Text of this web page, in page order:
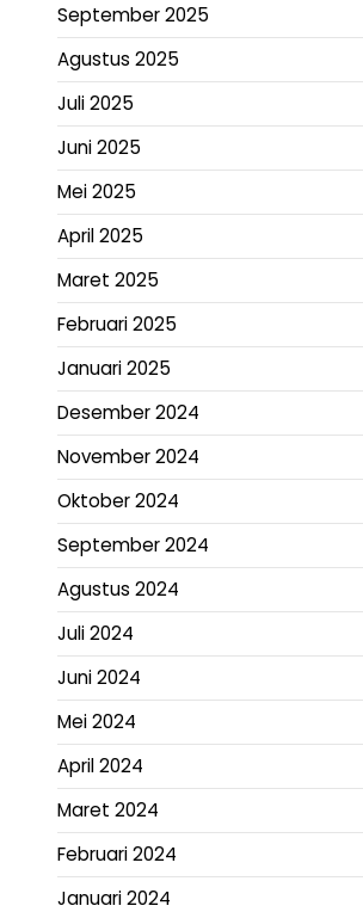
September 2025
Agustus 2025
Juli 2025
Juni 2025
Mei 2025
April 2025
Maret 2025
Februari 2025
Januari 2025
Desember 2024
November 2024
Oktober 2024
September 2024
Agustus 2024
Juli 2024
Juni 2024
Mei 2024
April 2024
Maret 2024
Februari 2024
Januari 2024